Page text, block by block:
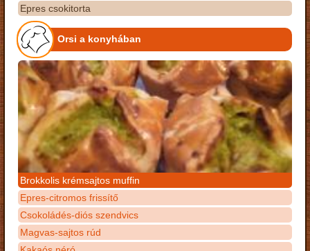
Epres csokitorta
Orsi a konyhában
Brokkolis krémsajtos muffin
Epres-citromos frissítő
Csokoládés-diós szendvics
Magvas-sajtos rúd